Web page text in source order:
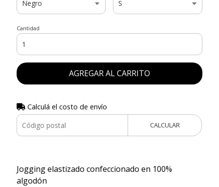
Cantidad
AGREGAR AL CARRITO
Calculá el costo de envío
CALCULAR
Jogging elastizado confeccionado en 100%
algodón